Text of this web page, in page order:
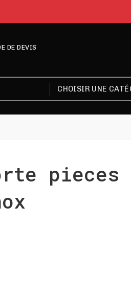
DE DEVIS
CHOISIR UNE
pieces